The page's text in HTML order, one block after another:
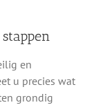
en
u precies wat
grondig